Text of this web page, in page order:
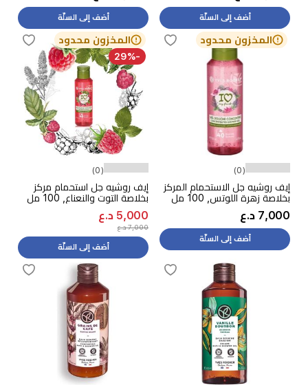
أضف إلى السلّة أضف إلى السلّة
المخزون محدود
(0)
إيف روشيه جل الاستحمام المركز
بخلاصة زهرة اللوتس, 100 مل
7,000 د.ع
أضف إلى السلّة
المخزون محدود
-29%
(0)
إيف روشيه جل استحمام مركز
بخلاصة التوت والنعناع, 100 مل
5,000 د.ع
7,000 د.ع
أضف إلى السلّة